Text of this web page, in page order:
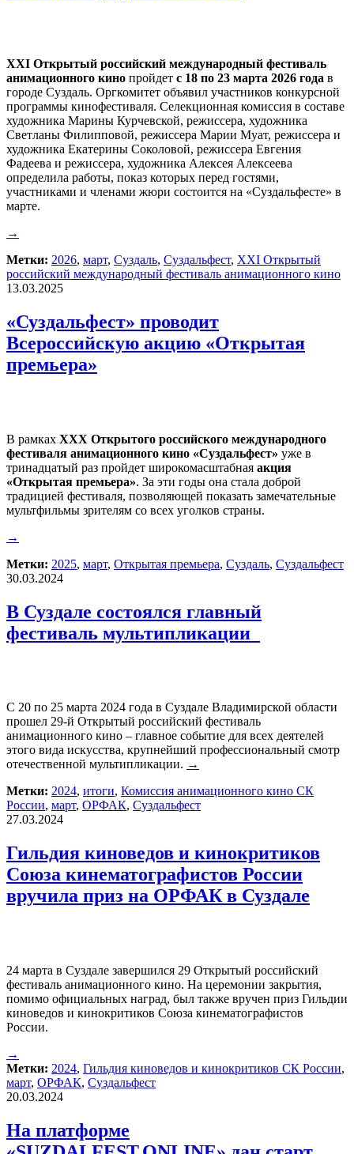
ХХI Открытый российский международный фестиваль
анимационного кино пройдет с 18 по 23 марта 2026 года в
городе Суздаль. Оргкомитет объявил участников конкурсной
программы кинофестиваля. Селекционная комиссия в составе
художника Марины Курчевской, режиссера, художника
Светланы Филипповой, режиссера Марии Муат, режиссера и
художника Екатерины Соколовой, режиссера Евгения
Фадеева и режиссера, художника Алексея Алексеева
определила работы, показ которых перед гостями,
участниками и членами жюри состоится на «Суздальфесте» в
марте.
→
Метки: 2026, март, Суздаль, Суздальфест, ХХI Открытый
российский международный фестиваль анимационного кино
13.03.2025
«Суздальфест» проводит
Всероссийскую акцию «Открытая
премьера»
В рамках XXX Открытого российского международного
фестиваля анимационного кино «Суздальфест» уже в
тринадцатый раз пройдет широкомасштабная акция
«Открытая премьера». За эти годы она стала доброй
традицией фестиваля, позволяющей показать замечательные
мультфильмы зрителям со всех уголков страны.
→
Метки: 2025, март, Открытая премьера, Суздаль, Суздальфест
30.03.2024
В Суздале состоялся главный
фестиваль мультипликации
С 20 по 25 марта 2024 года в Суздале Владимирской области
прошел 29-й Открытый российский фестиваль
анимационного кино – главное событие для всех деятелей
этого вида искусства, крупнейший профессиональный смотр
отечественной мультипликации. →
Метки: 2024, итоги, Комиссия анимационного кино СК
России, март, ОРФАК, Суздальфест
27.03.2024
Гильдия киноведов и кинокритиков
Союза кинематографистов России
вручила приз на ОРФАК в Суздале
24 марта в Суздале завершился 29 Открытый российский
фестиваль анимационного кино. На церемонии закрытия,
помимо официальных наград, был также вручен приз Гильдии
киноведов и кинокритиков Союза кинематографистов
России.
→
Метки: 2024, Гильдия киноведов и кинокритиков СК России,
март, ОРФАК, Суздальфест
20.03.2024
На платформе